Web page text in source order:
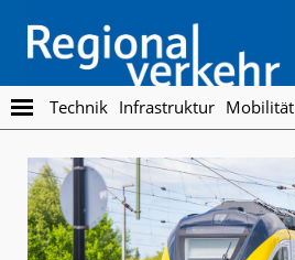
main
content
footer
Regionalverkehr
Die
Fachzeitschrift
den
Öffentlichen
Personennahverkehr
Technik Infrastruktur Mobilität